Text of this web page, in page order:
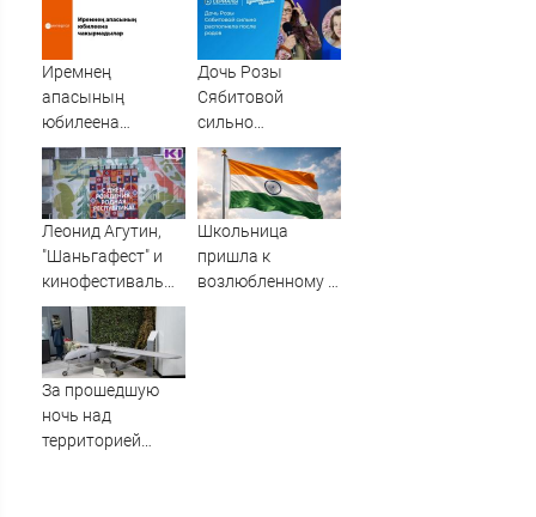
вести
по Бландиси
Иремнең
апасының
юбилеена
чакырмадылар
Дочь Розы
Сябитовой
сильно
располнела после
родов
Леонид Агутин,
"Шаньгафест" и
кинофестиваль
стран СНГ: как
пройдет
празднование
105-летия Коми
Школьница
пришла к
возлюбленному в
За прошедшую
ночь над
территорией